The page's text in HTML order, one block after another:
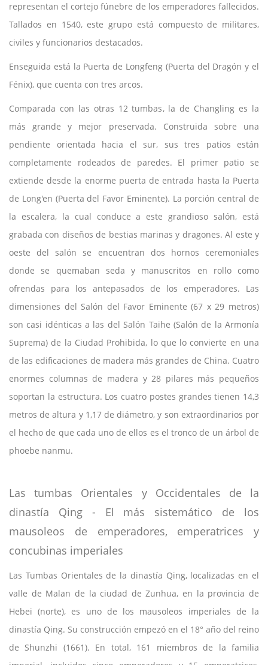
representan el cortejo fúnebre de los emperadores fallecidos.
Tallados en 1540, este grupo está compuesto de militares,
civiles y funcionarios destacados.
Enseguida está la Puerta de Longfeng (Puerta del Dragón y el
Fénix), que cuenta con tres arcos.
Comparada con las otras 12 tumbas, la de Changling es la
más grande y mejor preservada. Construida sobre una
pendiente orientada hacia el sur, sus tres patios están
completamente rodeados de paredes. El primer patio se
extiende desde la enorme puerta de entrada hasta la Puerta
de Long'en (Puerta del Favor Eminente). La porción central de
la escalera, la cual conduce a este grandioso salón, está
grabada con diseños de bestias marinas y dragones. Al este y
oeste del salón se encuentran dos hornos ceremoniales
donde se quemaban seda y manuscritos en rollo como
ofrendas para los antepasados de los emperadores. Las
dimensiones del Salón del Favor Eminente (67 x 29 metros)
son casi idénticas a las del Salón Taihe (Salón de la Armonía
Suprema) de la Ciudad Prohibida, lo que lo convierte en una
de las edificaciones de madera más grandes de China. Cuatro
enormes columnas de madera y 28 pilares más pequeños
soportan la estructura. Los cuatro postes grandes tienen 14,3
metros de altura y 1,17 de diámetro, y son extraordinarios por
el hecho de que cada uno de ellos es el tronco de un árbol de
phoebe nanmu.
Las tumbas Orientales y Occidentales de la
dinastía Qing - El más sistemático de los
mausoleos de emperadores, emperatrices y
concubinas imperiales
Las Tumbas Orientales de la dinastía Qing, localizadas en el
valle de Malan de la ciudad de Zunhua, en la provincia de
Hebei (norte), es uno de los mausoleos imperiales de la
dinastía Qing. Su construcción empezó en el 18° año del reino
de Shunzhi (1661). En total, 161 miembros de la familia